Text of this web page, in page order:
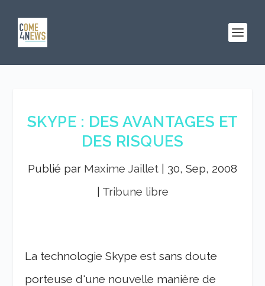
SKYPE : DES AVANTAGES ET
DES RISQUES
Publié par Maxime Jaillet
30, Sep, 2008
Tribune libre
La technologie Skype est sans doute
porteuse d'une nouvelle manière de